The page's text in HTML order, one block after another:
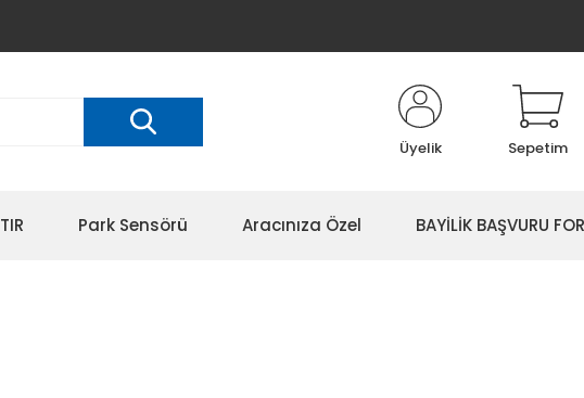
Üyelik Sepetim
Park Sensörü Aracınıza Özel BAYİLİK BAŞVURU